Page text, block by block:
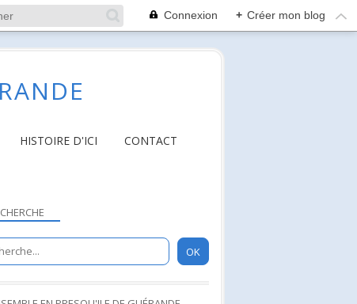
Connexion + Créer mon blog
HISTOIRE D'ICI CONTACT